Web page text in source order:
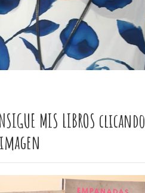
MIS LIBROS clicando